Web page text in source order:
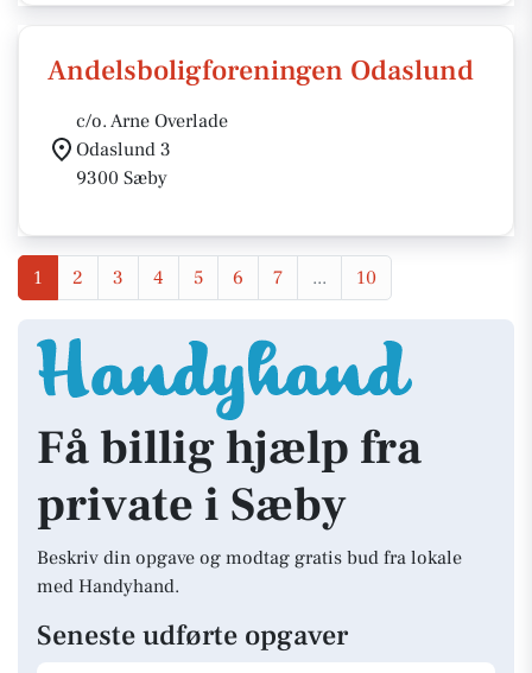
Andelsboligforeningen Odaslund
c/o. Arne Overlade
Odaslund 3
9300 Sæby
1 2 3 4 5 6 7 ... 10
Få billig hjælp fra
private i Sæby
Beskriv din opgave og modtag gratis bud fra lokale
med Handyhand.
Seneste udførte opgaver